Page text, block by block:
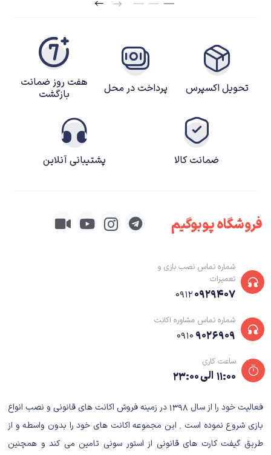
تحویل اکسپرس پرداخت در محل
هفت روز ضمانت
بازگشت
ضمانت کالا پشتیبانی آنلاین
فروشگاه پوبوگیم
شماره تماس نصب بازی و
تعمیرات
۰۹۱۲۰۹۲۹۴۰۷
شماره تماس مشاوره اکانت
۰۹۱۰ ۹۰۲۶۹۰۹
ساعت کاری
۱۱:۰۰ الی ۲۳:۰۰
فعالیت خود را از سال ۱۳۹۸ در زمینه فروش اکانت های قانونی و نصب انواع
بازی شروع نموده است . این مجموعه اکانت های خود را بدون واسطه و از
طریق گیفت کارت های قانونی از استور سونی تامین می کند و همچنین